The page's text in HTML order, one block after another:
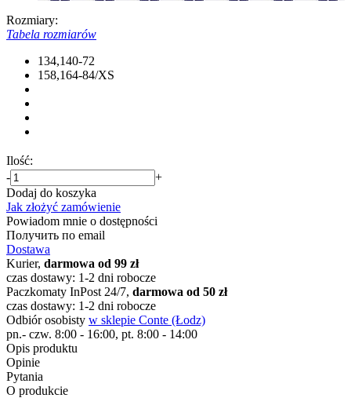
Rozmiary:
Tabela rozmiarów
134,140-72
158,164-84/XS
Ilość:
-
+
Dodaj do koszyka
Jak złożyć zamówienie
Powiadom mnie o dostępności
Получить по email
Dostawa
Kurier, darmowa od 99 zł
czas dostawy: 1-2 dni robocze
Paczkomaty InPost 24/7, darmowa od 50 zł
czas dostawy: 1-2 dni robocze
Odbiór osobisty w sklepie Conte (Łodz)
pn.- czw. 8:00 - 16:00, pt. 8:00 - 14:00
Opis produktu
Opinie
Pytania
O produkcie